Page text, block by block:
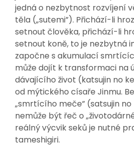
jedná o nezbytnost rozvíjení
těla („sutemi”). Přichází-li
setnout člověka, přichází-li
setnout koně, to je nezbytná
započne s akumulací
může dojít k transformaci na
dávajícího život (katsujin no
od mýtického císaře Jinmu.
„smrtícího meče” (satsujin
nemůže být řeč o
reálný výcvik seků je nutné
tameshigiri.